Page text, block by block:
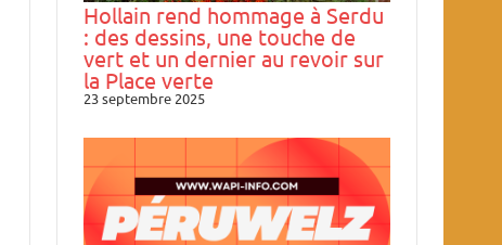
Hollain rend hommage à Serdu
: des dessins, une touche de
vert et un dernier au revoir sur
la Place verte
23 septembre 2025